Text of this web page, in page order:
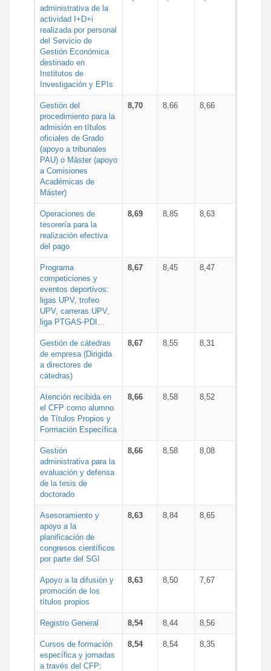
administrativa de la
actividad I+D+i
realizada por personal
del Servicio de
Gestión Económica
destinado en
Institutos de
Investigación y EPIs
Gestión del
procedimiento para la
admisión en títulos
oficiales de Grado
(apoyo a tribunales
PAU) o Máster (apoyo
a Comisiones
Académicas de
Máster)
8,70 8,66 8,66
Operaciones de
tesorería para la
realización efectiva
del pago
8,69 8,85 8,63
Programa
competiciones y
eventos deportivos:
ligas UPV, trofeo
UPV, carreras UPV,
liga PTGAS-PDI...
8,67 8,45 8,47
Gestión de cátedras
de empresa (Dirigida
a directores de
cátedras)
8,67 8,55 8,31
Atención recibida en
el CFP como alumno
de Títulos Propios y
Formación Específica
8,66 8,58 8,52
Gestión
administrativa para la
evaluación y defensa
de la tesis de
doctorado
8,66 8,58 8,08
Asesoramiento y
apoyo a la
planificación de
congresos científicos
por parte del SGI
8,63 8,84 8,65
Apoyo a la difusión y
promoción de los
títulos propios
8,63 8,50 7,67
Registro General 8,54 8,44 8,56
Cursos de formación
específica y jornadas
a través del CFP:
8,54 8,54 8,35